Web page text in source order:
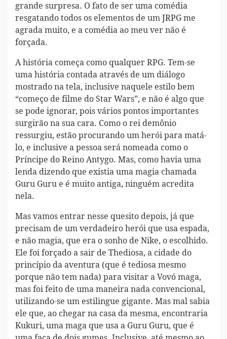
grande surpresa. O fato de ser uma comédia
resgatando todos os elementos de um JRPG me
agrada muito, e a comédia ao meu ver não é
forçada.
A história começa como qualquer RPG. Tem-se
uma história contada através de um diálogo
mostrado na tela, inclusive naquele estilo bem
“começo de filme do Star Wars”, e não é algo que
se pode ignorar, pois vários pontos importantes
surgirão na sua cara. Como o rei demônio
ressurgiu, estão procurando um herói para matá-
lo, e inclusive a pessoa será nomeada como o
Príncipe do Reino Antygo. Mas, como havia uma
lenda dizendo que existia uma magia chamada
Guru Guru e é muito antiga, ninguém acredita
nela.
Mas vamos entrar nesse quesito depois, já que
precisam de um verdadeiro herói que usa espada,
e não magia, que era o sonho de Nike, o escolhido.
Ele foi forçado a sair de Thediosa, a cidade do
princípio da aventura (que é tediosa mesmo
porque não tem nada) para visitar a Vovó maga,
mas foi feito de uma maneira nada convencional,
utilizando-se um estilingue gigante. Mas mal sabia
ele que, ao chegar na casa da mesma, encontraria
Kukuri, uma maga que usa a Guru Guru, que é